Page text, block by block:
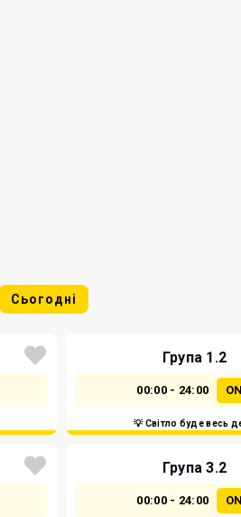
Сьогодні
Група 1.2
00:00 - 24:00 ON
💡 Світло буде весь
Група 3.2
00:00 - 24:00 ON